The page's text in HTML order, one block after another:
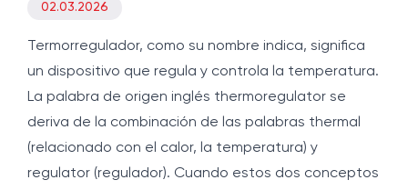
02.03.2026
Termorregulador, como su nombre indica, significa
un dispositivo que regula y controla la temperatura.
La palabra de origen inglés thermoregulator se
deriva de la combinación de las palabras thermal
(relacionado con el calor, la temperatura) y
regulator (regulador). Cuando estos dos conceptos